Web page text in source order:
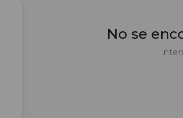
No se